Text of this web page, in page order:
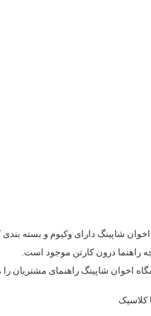
شاپینگ دارای وکیوم و بسته بندی
راهنما درون کارتن موجود است.
اخوان شاپینگ راهنمای مشتریان